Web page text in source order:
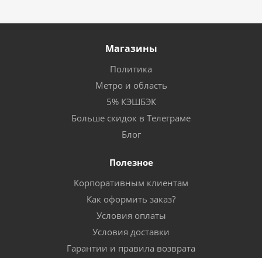
Магазины
Политика
Метро и область
5% КЭШБЭК
Больше скидок в Телеграме
Блог
Полезное
Корпоративным клиентам
Как оформить заказ?
Условия оплаты
Условия доставки
Гарантии и правила возврата